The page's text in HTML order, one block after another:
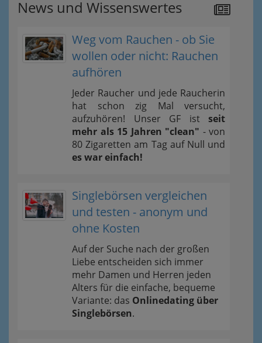
News und Wissenswertes
Weg vom Rauchen - ob Sie
wollen oder nicht: Rauchen
aufhören
Jeder Raucher und jede Raucherin
hat schon zig Mal versucht,
aufzuhören! Unser GF ist seit
mehr als 15 Jahren "clean" - von
80 Zigaretten am Tag auf Null und
es war einfach!
Singlebörsen vergleichen
und testen - anonym und
ohne Kosten
Auf der Suche nach der großen
Liebe entscheiden sich immer
mehr Damen und Herren jeden
Alters für die einfache, bequeme
Variante: das Onlinedating über
Singlebörsen.